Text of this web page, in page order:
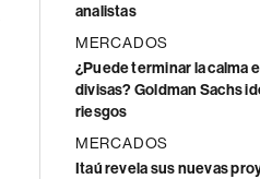
analistas
MERCADOS
¿Puede terminar la calma
divisas? Goldman Sachs
riesgos
MERCADOS
Itaú revela sus nuevas